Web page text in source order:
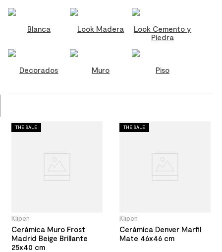
8.
spc
Blanca Look Madera
Look Cemento y
Piedra
Decorados Muro Piso
THE SALE
Klipen
Cerámica Muro Frost
Madrid Beige Brillante
25x40 cm
THE SALE
Klipen
Cerámica Denver Marfil
Mate 46x46 cm